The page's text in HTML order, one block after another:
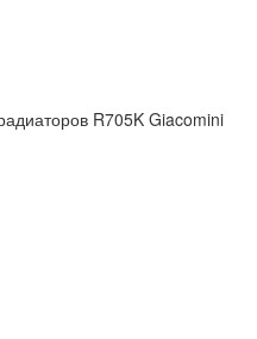
R705K Giacomini